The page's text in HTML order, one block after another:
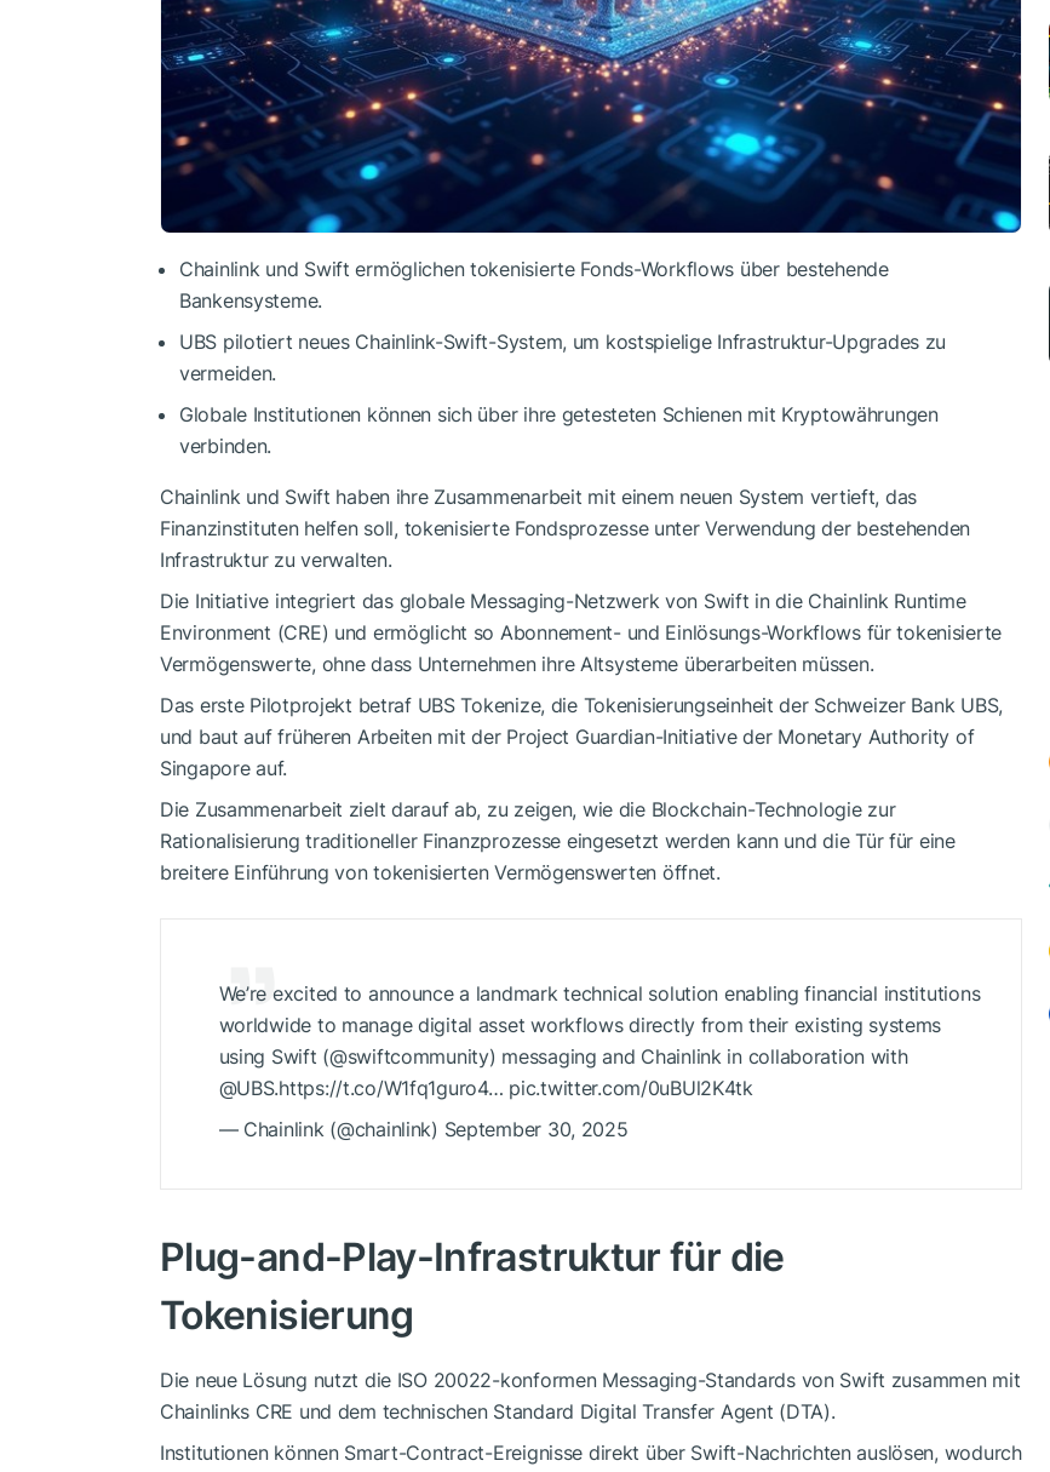
Chainlink und Swift ermöglichen tokenisierte Fonds-Workflows über bestehende
Bankensysteme.
UBS pilotiert neues Chainlink-Swift-System, um kostspielige Infrastruktur-Upgrades zu
vermeiden.
Globale Institutionen können sich über ihre getesteten Schienen mit Kryptowährungen
verbinden.
Chainlink und Swift haben ihre Zusammenarbeit mit einem neuen System vertieft, das
Finanzinstituten helfen soll, tokenisierte Fondsprozesse unter Verwendung der bestehenden
Infrastruktur zu verwalten.
Die Initiative integriert das globale Messaging-Netzwerk von Swift in die Chainlink Runtime
Environment (CRE) und ermöglicht so Abonnement- und Einlösungs-Workflows für tokenisierte
Vermögenswerte, ohne dass Unternehmen ihre Altsysteme überarbeiten müssen.
Das erste Pilotprojekt betraf UBS Tokenize, die Tokenisierungseinheit der Schweizer Bank UBS,
und baut auf früheren Arbeiten mit der Project Guardian-Initiative der Monetary Authority of
Singapore auf.
Die Zusammenarbeit zielt darauf ab, zu zeigen, wie die Blockchain-Technologie zur
Rationalisierung traditioneller Finanzprozesse eingesetzt werden kann und die Tür für eine
breitere Einführung von tokenisierten Vermögenswerten öffnet.
We’re excited to announce a landmark technical solution enabling financial institutions
worldwide to manage digital asset workflows directly from their existing systems
using Swift (@swiftcommunity) messaging and Chainlink in collaboration with
@UBS.https://t.co/W1fq1guro4… pic.twitter.com/0uBUl2K4tk
— Chainlink (@chainlink) September 30, 2025
Plug-and-Play-Infrastruktur für die
Tokenisierung
Die neue Lösung nutzt die ISO 20022-konformen Messaging-Standards von Swift zusammen mit
Chainlinks CRE und dem technischen Standard Digital Transfer Agent (DTA).
Institutionen können Smart-Contract-Ereignisse direkt über Swift-Nachrichten auslösen, wodurch